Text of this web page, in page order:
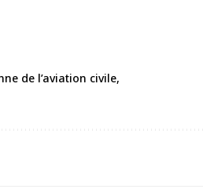
de l’aviation civile